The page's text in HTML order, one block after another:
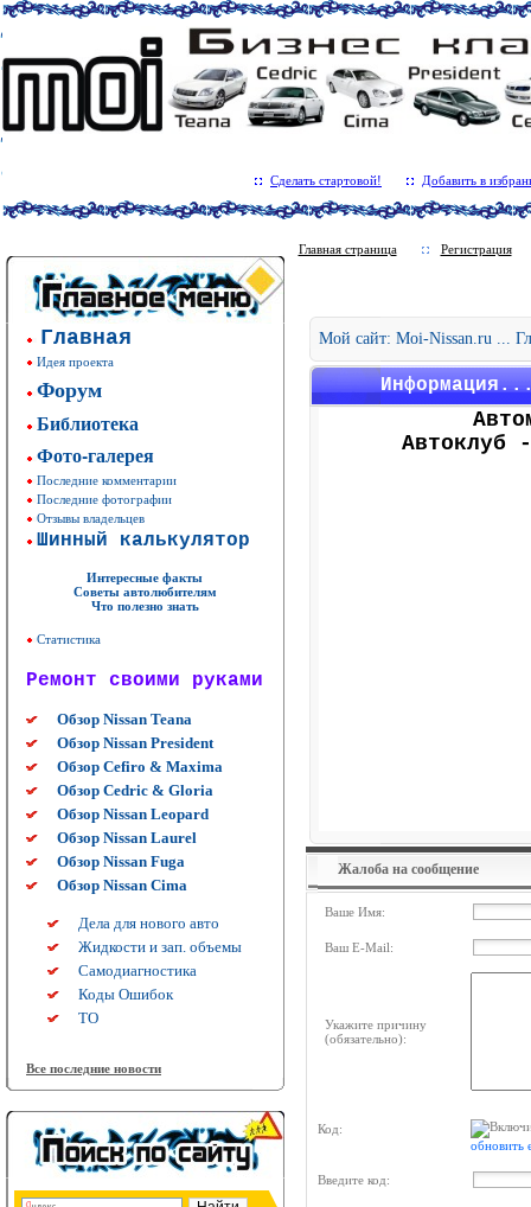
Сделать стартовой! Добавить в
Главная
Идея проекта
Форум
Библиотека
Фото-галерея
Последние комментарии
Последние фотографии
Отзывы владельцев
Шинный калькулятор
Интересные факты
Советы автолюбителям
Что полезно знать
Статистика
Ремонт своими руками
Обзор Nissan Teana
Обзор Nissan President
Обзор Cefiro & Maxima
Обзор Cedric & Gloria
Обзор Nissan Leopard
Обзор Nissan Laurel
Обзор Nissan Fuga
Обзор Nissan Cima
Дела для нового авто
Жидкости и зап. объемы
Самодиагностика
Коды Ошибок
ТО
Все последние новости
Главная страница Регистрация
Мой сайт: Moi-Nissan.ru ...
Автоклуб
Жалоба на сообщение
Ваше Имя:
Ваш E-Mail:
Укажите причину
(обязательно):
Код:
обновить
Введите код: